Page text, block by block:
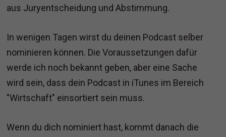
aus Juryentscheidung und Abstimmung.
In wenigen Tagen wirst du deinen Podcast selber
nominieren können. Die Voraussetzungen dafür
werde ich noch bekannt geben, aber eine Sache
wird sein, dass dein Podcast in iTunes im Bereich
"Wirtschaft" einsortiert sein muss.
Wenn du dich nominiert hast, kommt danach die